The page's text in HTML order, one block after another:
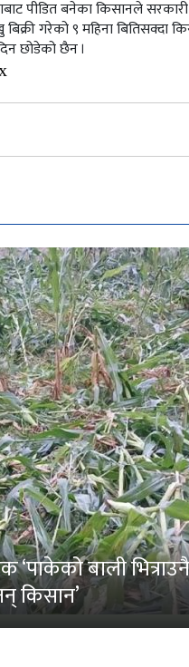
पीडित बनेका किसानले
गरेको ९ महिना
छोडेको छैन ।
बाली
किसान’